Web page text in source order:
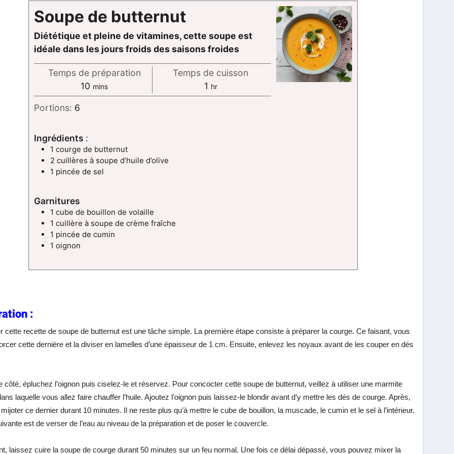
Soupe de butternut
Diététique et pleine de vitamines, cette soupe est
idéale dans les jours froids des saisons froides
Temps de préparation
10 minutes
mins
Temps de cuisson
1 hour
hr
Portions: 6
Ingrédients :
1 courge de butternut
2 cuillères à soupe d’huile d’olive
1 pincée de sel
Garnitures
1 cube de bouillon de volaille
1 cuillère à soupe de crème fraîche
1 pincée de cumin
1 oignon
:
cette recette de soupe de butternut est une tâche simple. La première étape consiste à préparer la courge. Ce faisant, vous
cette dernière et la diviser en lamelles d’une épaisseur de 1 cm. Ensuite, enlevez les noyaux avant de les couper en dés
côté, épluchez l’oignon puis ciselez-le et réservez. Pour concocter cette soupe de butternut, veillez à utiliser une marmite
laquelle vous allez faire chauffer l’huile. Ajoutez l’oignon puis laissez-le blondir avant d’y mettre les dés de courge. Après,
ce dernier durant 10 minutes. Il ne reste plus qu’à mettre le cube de bouillon, la muscade, le cumin et le sel à l’intérieur.
est de verser de l’eau au niveau de la préparation et de poser le couvercle.
laissez cuire la soupe de courge durant 50 minutes sur un feu normal. Une fois ce délai dépassé, vous pouvez mixer la